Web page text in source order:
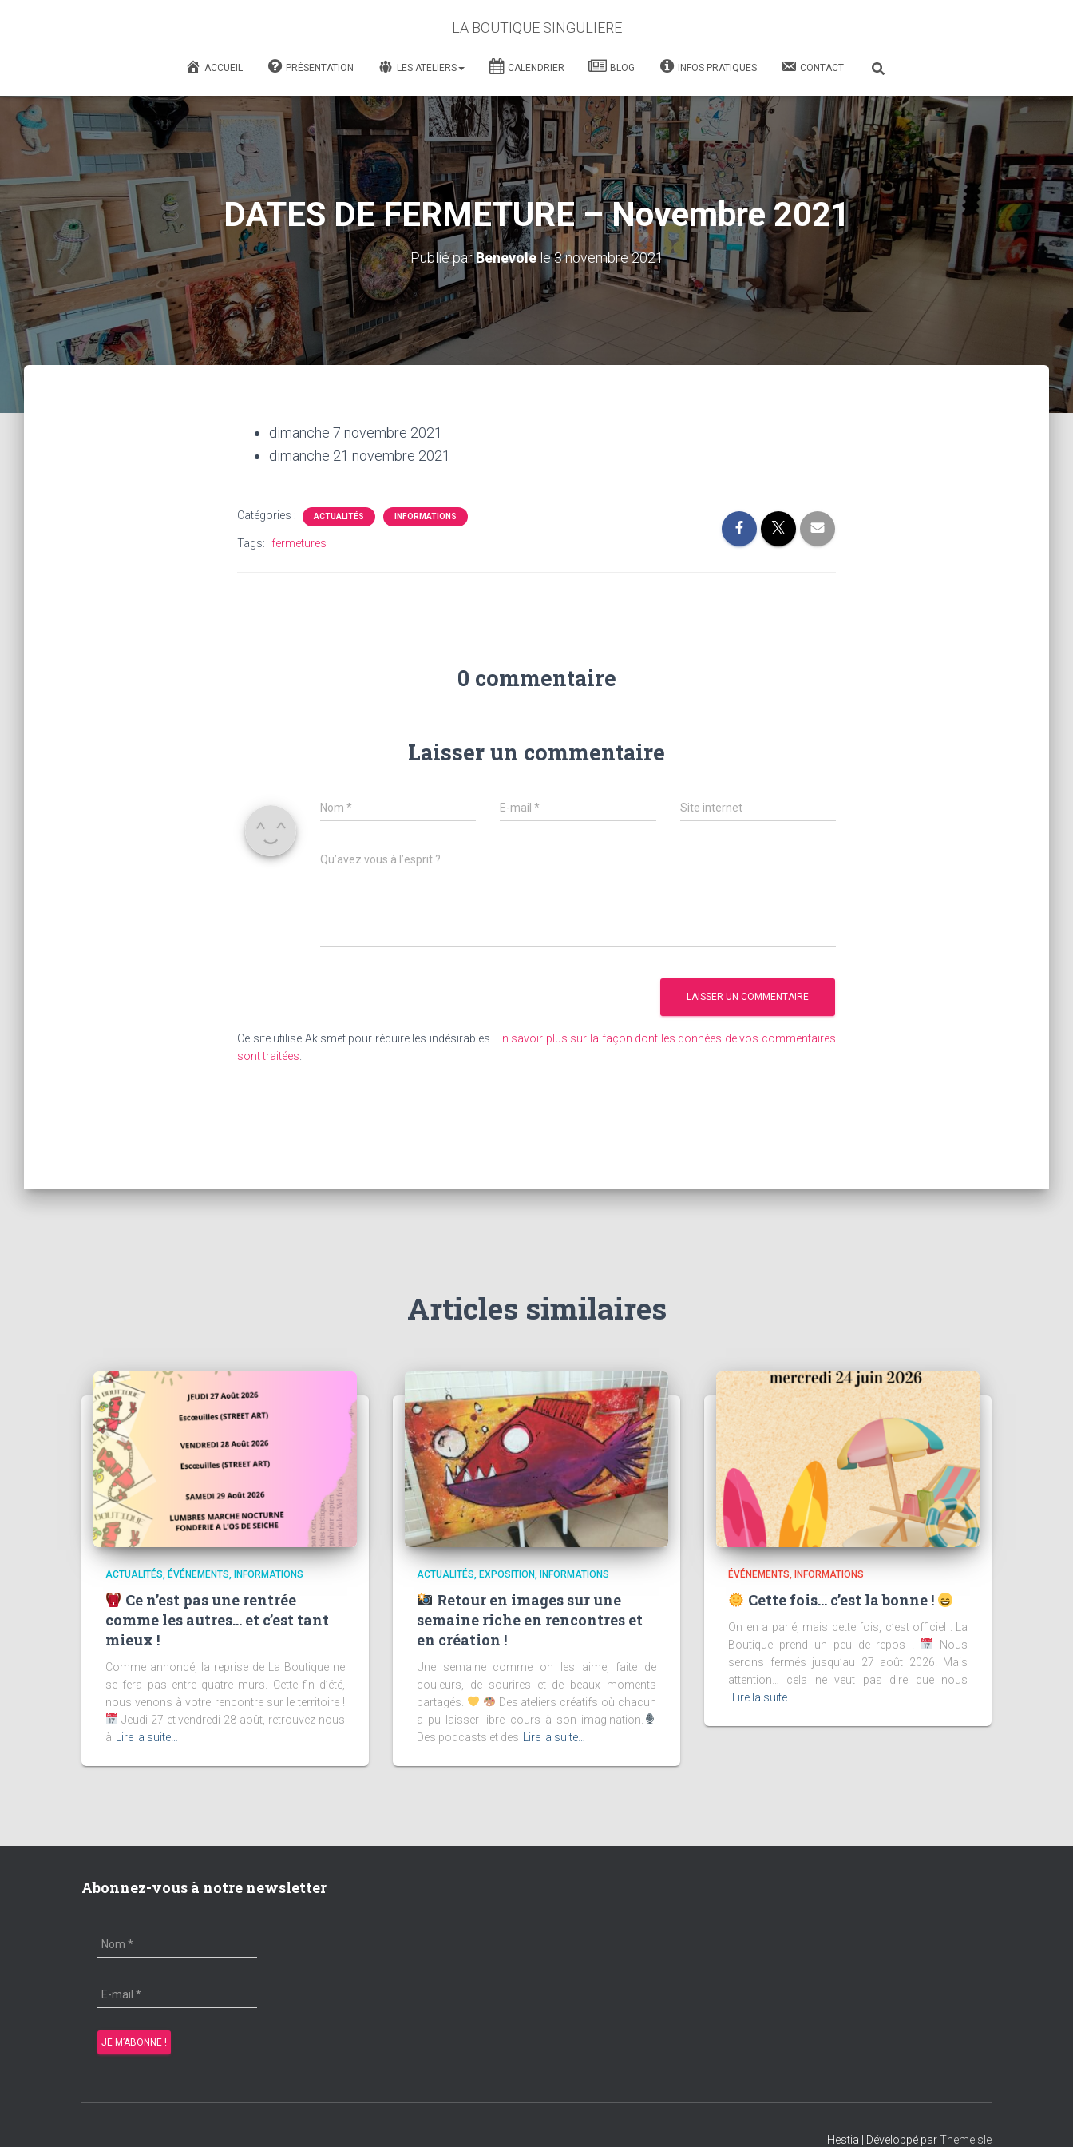
LA BOUTIQUE SINGULIERE
ACCUEIL PRÉSENTATION LES ATELIERS CALENDRIER BLOG INFOS PRATIQUES CONTACT
DATES DE FERMETURE – Novembre 2021
Publié parBenevolele3 novembre 2021
dimanche 7 novembre 2021
dimanche 21 novembre 2021
Catégories : ACTUALITÉS INFORMATIONS
Tags: fermetures
0 commentaire
Laisser un commentaire
Nom * E-mail* Site internet
Qu’avez vous à l’esprit ?
Ce site utilise Akismet pour réduire les indésirables. En savoir plus sur la façon dont les données de vos commentaires
sont traitées
Articles similaires
ACTUALITÉS ÉVÉNEMENTS INFORMATIONS
Ce n’est pas une rentrée
comme les autres… et c’est tant
mieux !
Comme annoncé, la reprise de La Boutique ne
se fera pas entre quatre murs. Cette fin d’été,
nous venons à votre rencontre sur le territoire !
Jeudi 27 et vendredi 28 août, retrouvez-nous
à
Lire la suite…
ACTUALITÉS EXPOSITION INFORMATIONS
Retour en images sur une
semaine riche en rencontres et
en création !
Une semaine comme on les aime, faite de
couleurs, de sourires et de beaux moments
partagés.
Des ateliers créatifs où chacun
a pu laisser libre cours à son imagination.
Des podcasts et des
Lire la suite…
ÉVÉNEMENTS INFORMATIONS
Cette fois… c’est la bonne !
On en a parlé, mais cette fois, c’est officiel : La
Boutique prend un peu de repos !
Nous
serons fermés jusqu’au 27 août 2026. Mais
attention… cela ne veut pas dire que nous
Lire la suite…
Abonnez-vous à notre newsletter
Hestia | Développé parThemeIsle